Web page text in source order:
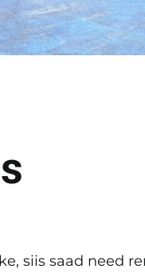
siis saad need